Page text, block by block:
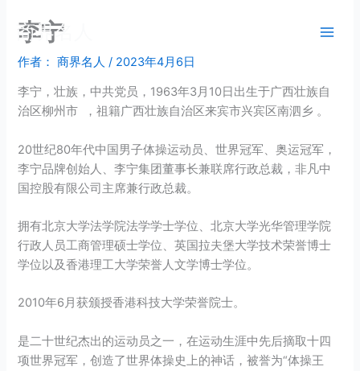
商界名人
李宁
作者： 商界名人/ 2023年4月6日
李宁，壮族，中共党员，1963年3月10日出生于广西壮族自
治区柳州市 ，祖籍广西壮族自治区来宾市兴宾区南泗乡 。
20世纪80年代中国男子体操运动员、世界冠军、奥运冠军，
李宁品牌创始人、李宁集团董事长兼联席行政总裁，非凡中
国控股有限公司主席兼行政总裁。
拥有北京大学法学院法学学士学位、北京大学光华管理学院
行政人员工商管理硕士学位、英国拉夫堡大学技术荣誉博士
学位以及香港理工大学荣誉人文学博士学位。
2010年6月获颁授香港科技大学荣誉院士。
是二十世纪杰出的运动员之一，在运动生涯中先后摘取十四
项世界冠军，创造了世界体操史上的神话，被誉为“体操王